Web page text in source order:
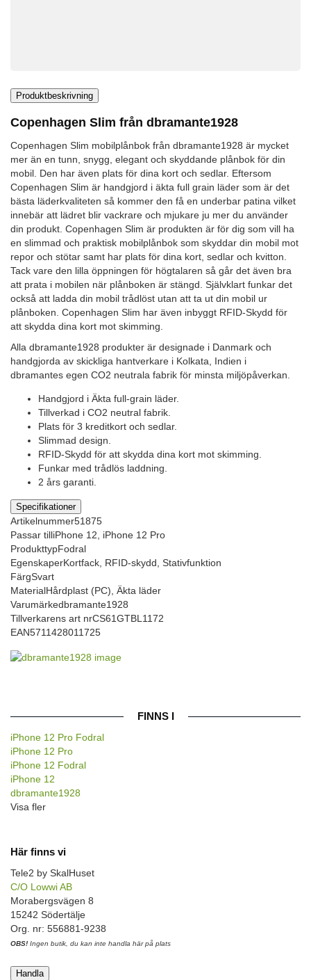
Produktbeskrivning
Copenhagen Slim från dbramante1928
Copenhagen Slim mobilplånbok från dbramante1928 är mycket
mer än en tunn, snygg, elegant och skyddande plånbok för din
mobil. Den har även plats för dina kort och sedlar. Eftersom
Copenhagen Slim är handgjord i äkta full grain läder som är det
bästa läderkvaliteten så kommer den få en underbar patina vilket
innebär att lädret blir vackrare och mjukare ju mer du använder
din produkt. Copenhagen Slim är produkten är för dig som vill ha
en slimmad och praktisk mobilplånbok som skyddar din mobil mot
repor och stötar samt har plats för dina kort, sedlar och kvitton.
Tack vare den lilla öppningen för högtalaren så går det även bra
att prata i mobilen när plånboken är stängd. Självklart funkar det
också att ladda din mobil trådlöst utan att ta ut din mobil ur
plånboken. Copenhagen Slim har även inbyggt RFID-Skydd för
att skydda dina kort mot skimming.
Alla dbramante1928 produkter är designade i Danmark och
handgjorda av skickliga hantverkare i Kolkata, Indien i
dbramantes egen CO2 neutrala fabrik för minsta miljöpåverkan.
Handgjord i Äkta full-grain läder.
Tillverkad i CO2 neutral fabrik.
Plats för 3 kreditkort och sedlar.
Slimmad design.
RFID-Skydd för att skydda dina kort mot skimming.
Funkar med trådlös laddning.
2 års garanti.
Specifikationer
Artikelnummer51875
Passar tilliPhone 12, iPhone 12 Pro
ProdukttypFodral
EgenskaperKortfack, RFID-skydd, Stativfunktion
FärgSvart
MaterialHårdplast (PC), Äkta läder
Varumärkedbramante1928
Tillverkarens art nrCS61GTBL1172
EAN5711428011725
FINNS I
iPhone 12 Pro Fodral
iPhone 12 Pro
iPhone 12 Fodral
iPhone 12
dbramante1928
Visa fler
Här finns vi
Tele2 by SkalHuset
C/O Lowwi AB
Morabergsvägen 8
15242 Södertälje
Org. nr: 556881-9238
OBS! Ingen butik, du kan inte handla här på plats
Handla